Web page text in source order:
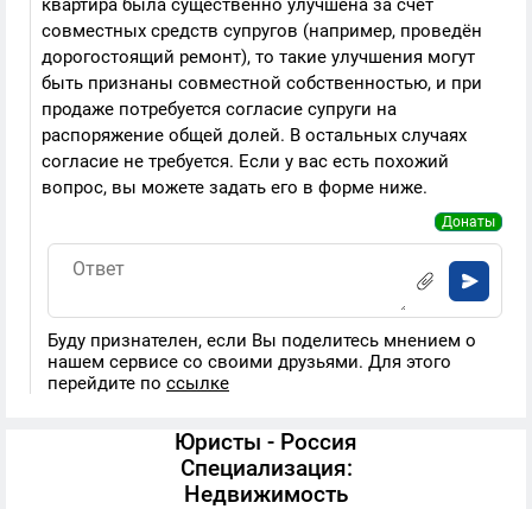
квартира была существенно улучшена за счёт
совместных средств супругов (например, проведён
дорогостоящий ремонт), то такие улучшения могут
быть признаны совместной собственностью, и при
продаже потребуется согласие супруги на
распоряжение общей долей. В остальных случаях
согласие не требуется. Если у вас есть похожий
вопрос, вы можете задать его в форме ниже.
Донаты
Буду признателен, если Вы поделитесь мнением о
нашем сервисе со своими друзьями. Для этого
перейдите по ссылке
Юристы - Россия
Специализация:
Недвижимость